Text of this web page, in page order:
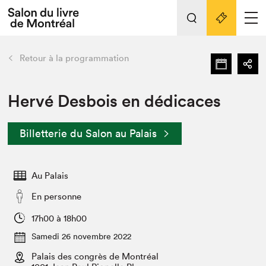
Espace médias
Espace exposant⋅e⋅s
Tout sur l'édition 2022
Actualités
Vidéos et Balados
Club de lecture Braindate
retour Nos activités
Édition 2022
Nous connaître
Projets partenaires 2022
Archives
Liens pratiques
Retour à la programmation
Hervé Desbois en dédicaces
Billetterie du Salon au Palais
Au Palais
En personne
17h00 à 18h00
Samedi 26 novembre 2022
Palais des congrès de Montréal